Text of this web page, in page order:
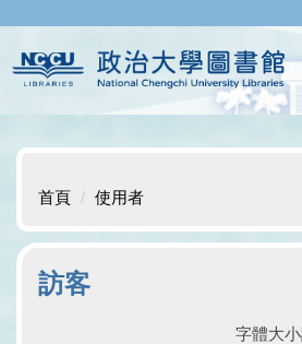
主
要
區
首頁 使用者
訪客
字體大